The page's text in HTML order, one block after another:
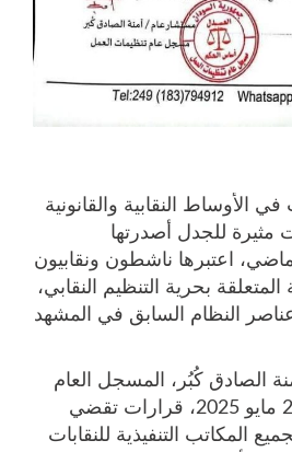
الأوساط النقابية والقانونية
مثيرة للجدل أصدرتها
اعتبرها ناشطون ونقابيون
المتعلقة بحرية التنظيم النقابي،
النظام السابق في المشهد
الصادق كُبُر، المسجل العام
لتنظيمات العمل، في 29 مايو 2025، قرارات تقضي
المكاتب التنفيذية للنقابات